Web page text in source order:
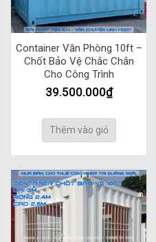
Container Văn Phòng 10ft –
Chốt Bảo Vệ Chắc Chắn
Cho Công Trình
39.500.000₫
Thêm vào giỏ